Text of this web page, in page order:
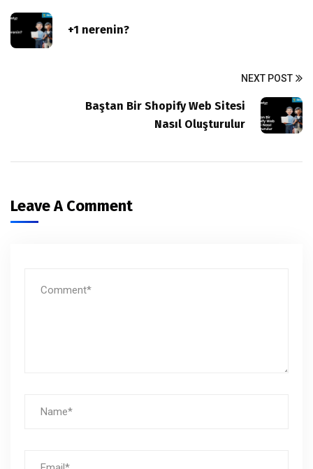
+1 nerenin?
NEXT POST
Baştan Bir Shopify Web Sitesi
Nasıl Oluşturulur
Leave A Comment